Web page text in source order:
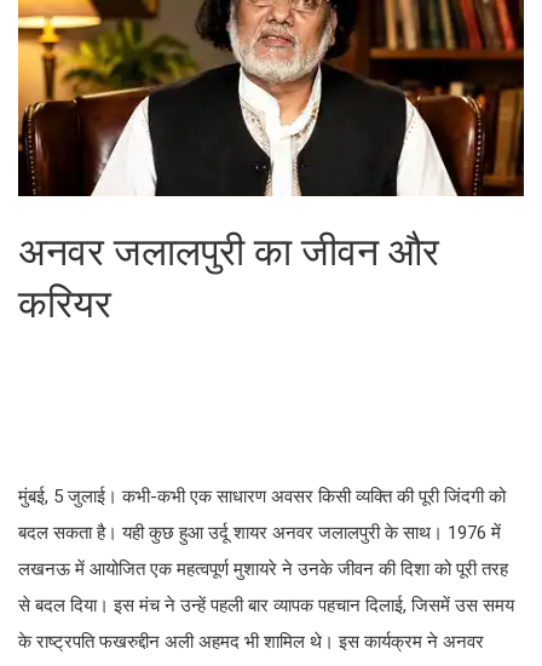
अनवर जलालपुरी का जीवन और
करियर
मुंबई, 5 जुलाई। कभी-कभी एक साधारण अवसर किसी व्यक्ति की पूरी जिंदगी को
बदल सकता है। यही कुछ हुआ उर्दू शायर अनवर जलालपुरी के साथ। 1976 में
लखनऊ में आयोजित एक महत्वपूर्ण मुशायरे ने उनके जीवन की दिशा को पूरी तरह
से बदल दिया। इस मंच ने उन्हें पहली बार व्यापक पहचान दिलाई, जिसमें उस समय
के राष्ट्रपति फखरुद्दीन अली अहमद भी शामिल थे। इस कार्यक्रम ने अनवर